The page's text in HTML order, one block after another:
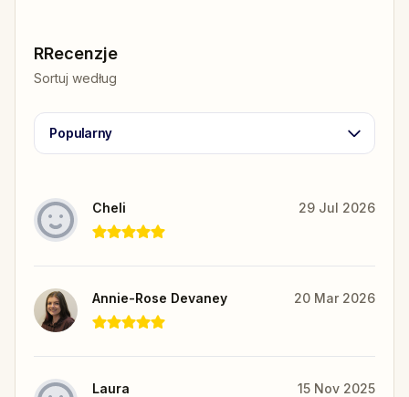
RRecenzje
Sortuj według
Popularny
Cheli 29 Jul 2026
Annie-Rose Devaney 20 Mar 2026
Laura 15 Nov 2025